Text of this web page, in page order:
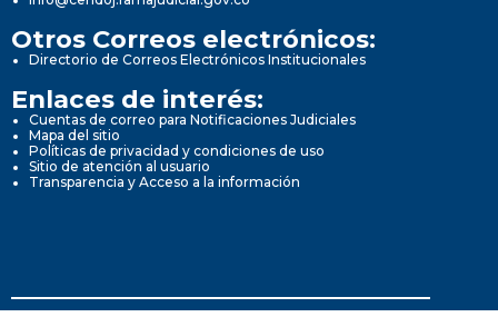
Otros Correos electrónicos:
Directorio de Correos Electrónicos Institucionales
Enlaces de interés:
Cuentas de correo para Notificaciones Judiciales
Mapa del sitio
Políticas de privacidad y condiciones de uso
Sitio de atención al usuario
Transparencia y Acceso a la información